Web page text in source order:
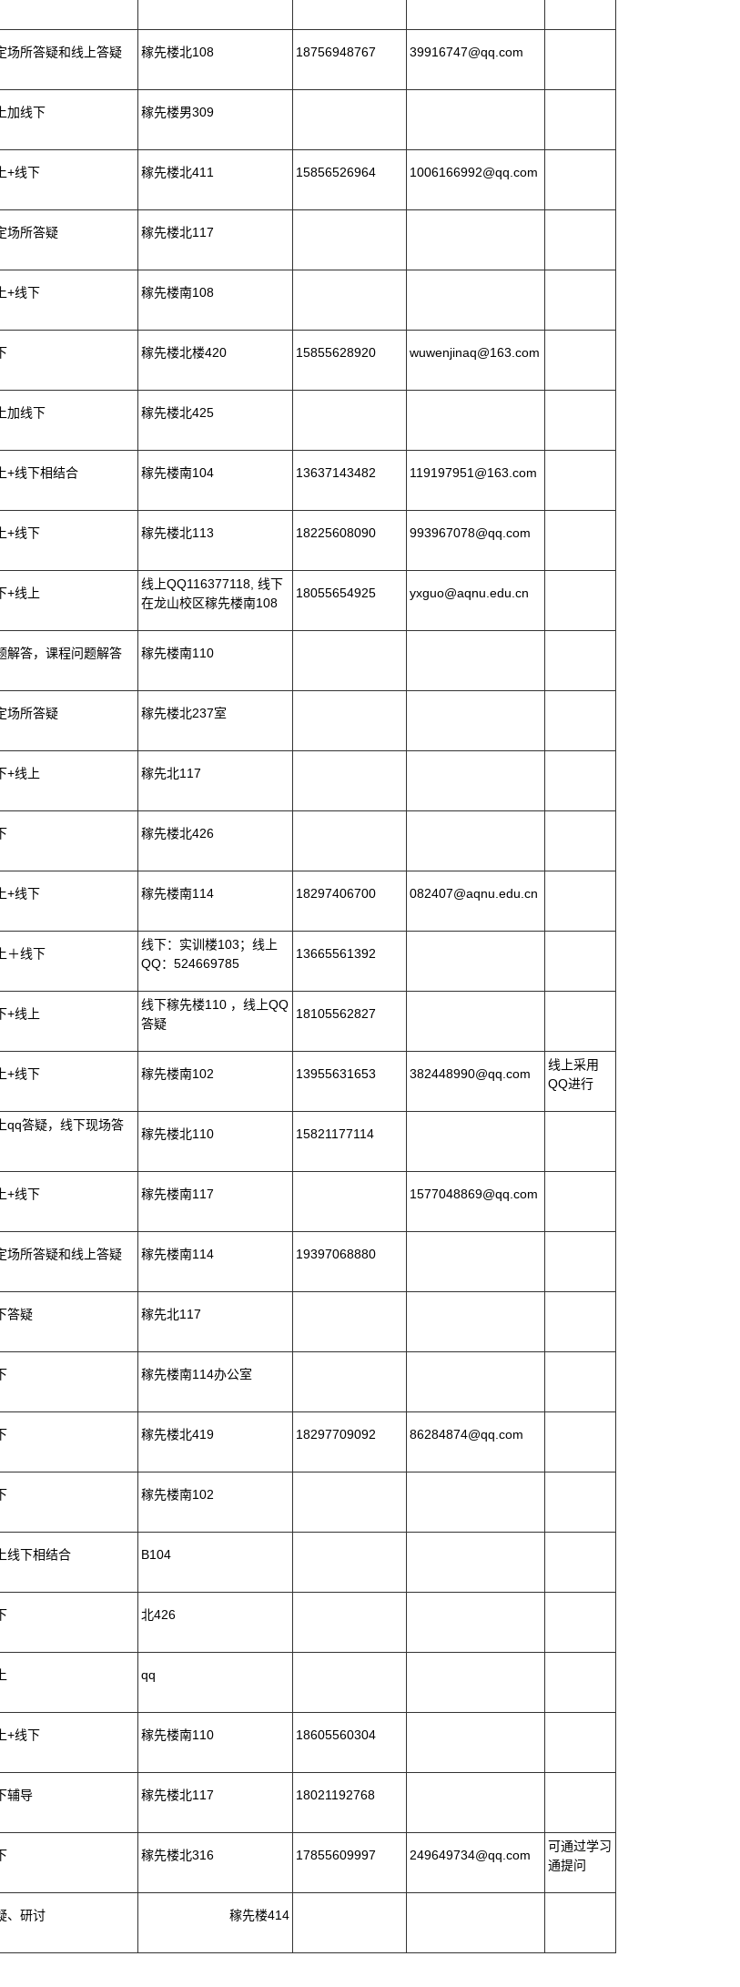
场所答疑和线上答疑 稼先楼北108 18756948767 39916747@qq.com
加线下 稼先楼男309
+线下 稼先楼北411 15856526964 1006166992@qq.com
场所答疑 稼先楼北117
+线下 稼先楼南108
稼先楼北楼420 15855628920 wuwenjinaq@163.com
加线下 稼先楼北425
+线下相结合 稼先楼南104 13637143482 119197951@163.com
+线下 稼先楼北113 18225608090 993967078@qq.com
+线上
线上QQ116377118, 线下
在龙山校区稼先楼南108
18055654925 yxguo@aqnu.edu.cn
解答，课程问题解答 稼先楼南110
场所答疑 稼先楼北237室
+线上 稼先北117
稼先楼北426
+线下 稼先楼南114 18297406700 082407@aqnu.edu.cn
＋线下
线下：实训楼103；线上
QQ：524669785
13665561392
+线上
线下稼先楼110 ，线上QQ
答疑
18105562827
+线下 稼先楼南102 13955631653 382448990@qq.com
线上采用
QQ进行
qq答疑，线下现场答
稼先楼北110 15821177114
+线下 稼先楼南117 1577048869@qq.com
场所答疑和线上答疑 稼先楼南114 19397068880
答疑 稼先北117
稼先楼南114办公室
稼先楼北419 18297709092 86284874@qq.com
稼先楼南102
线下相结合 B104
北426
qq
+线下 稼先楼南110 18605560304
辅导 稼先楼北117 18021192768
稼先楼北316 17855609997 249649734@qq.com
可通过学习
通提问
、研讨 稼先楼414